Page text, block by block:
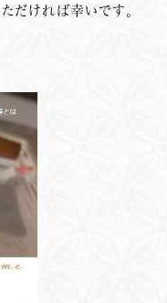
だければ幸いです。